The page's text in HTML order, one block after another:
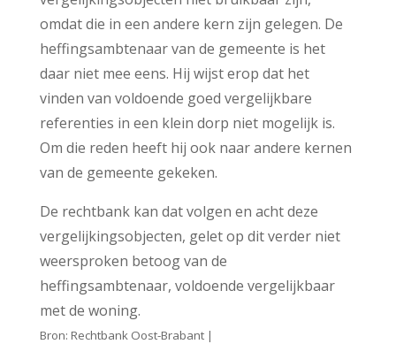
omdat die in een andere kern zijn gelegen. De
heffingsambtenaar van de gemeente is het
daar niet mee eens. Hij wijst erop dat het
vinden van voldoende goed vergelijkbare
referenties in een klein dorp niet mogelijk is.
Om die reden heeft hij ook naar andere kernen
van de gemeente gekeken.
De rechtbank kan dat volgen en acht deze
vergelijkingsobjecten, gelet op dit verder niet
weersproken betoog van de
heffingsambtenaar, voldoende vergelijkbaar
met de woning.
Bron: Rechtbank Oost-Brabant |